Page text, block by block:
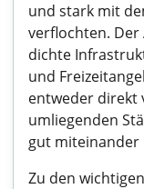
und stark mit
verflochten. Der
dichte
und
entweder direkt
umliegenden
gut
Zu den